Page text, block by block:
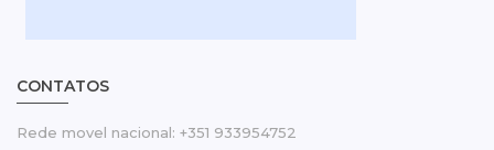
CONTATOS
Rede movel nacional: +351 933954752